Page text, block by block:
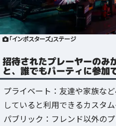
「インポスターズ」ステージ
招待されたプレーヤーのみ
と、誰でもパーティに参加
プライベート：友達や家族な
していると利用できるカスタム
パブリック：フレンド以外の